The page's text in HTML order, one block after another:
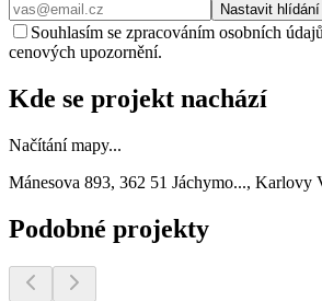
Nastavit hlídání
Souhlasím se zpracováním osobních
cenových upozornění.
Kde se projekt nachází
Načítání mapy...
Mánesova 893, 362 51 Jáchymo..., Karlovy
Podobné projekty